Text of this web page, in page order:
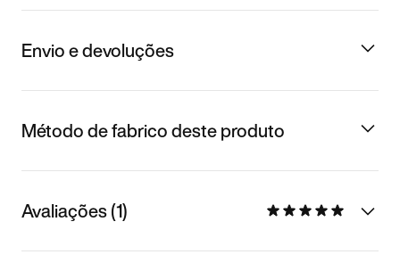
Envio e devoluções
Método de fabrico deste produto
Avaliações (1)